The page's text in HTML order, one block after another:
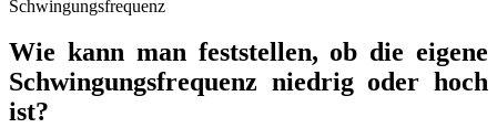
Wie kann man feststellen, ob die eigene
Schwingungsfrequenz niedrig oder hoch
ist?